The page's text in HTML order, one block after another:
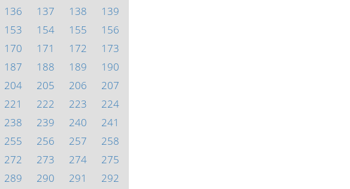
136 137 138
139
153 154 155
156
170 171 172
173
187 188 189
190
204 205 206
207
221 222 223
224
238 239 240
241
255 256 257
258
272 273 274
275
289 290 291 292